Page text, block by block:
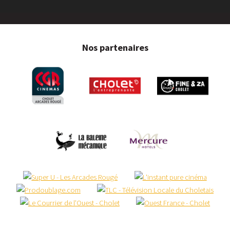
Nos partenaires